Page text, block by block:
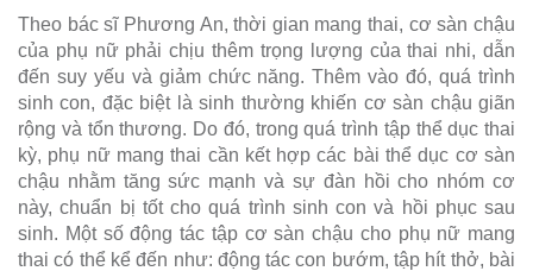
Theo bác sĩ Phương An, thời gian mang thai, cơ sàn chậu
của phụ nữ phải chịu thêm trọng lượng của thai nhi, dẫn
đến suy yếu và giảm chức năng. Thêm vào đó, quá trình
sinh con, đặc biệt là sinh thường khiến cơ sàn chậu giãn
rộng và tổn thương. Do đó, trong quá trình tập thể dục thai
kỳ, phụ nữ mang thai cần kết hợp các bài thể dục cơ sàn
chậu nhằm tăng sức mạnh và sự đàn hồi cho nhóm cơ
này, chuẩn bị tốt cho quá trình sinh con và hồi phục sau
sinh. Một số động tác tập cơ sàn chậu cho phụ nữ mang
thai có thể kể đến như: động tác con bướm, tập hít thở, bài